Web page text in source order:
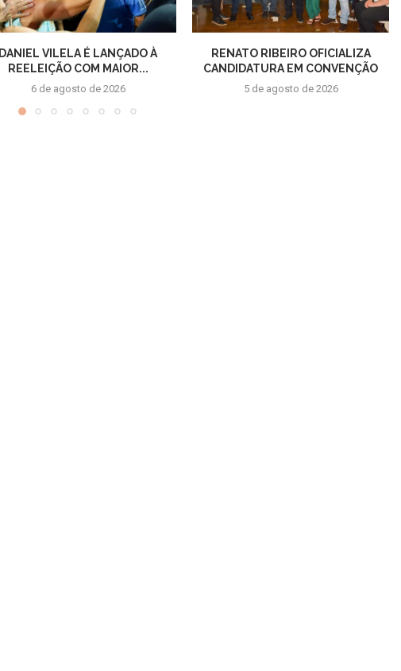
DANIEL VILELA É LANÇADO À
REELEIÇÃO COM MAIOR...
6 de agosto de 2026
RENATO RIBEIRO OFICIALIZA
CANDIDATURA EM CONVENÇÃO
5 de agosto de 2026